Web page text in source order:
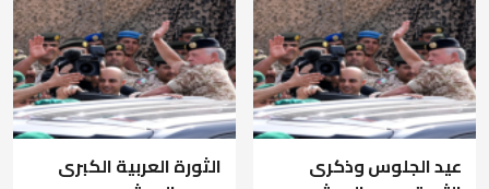
عيد الجلوس وذكرى
الثورة العربية الكبرى